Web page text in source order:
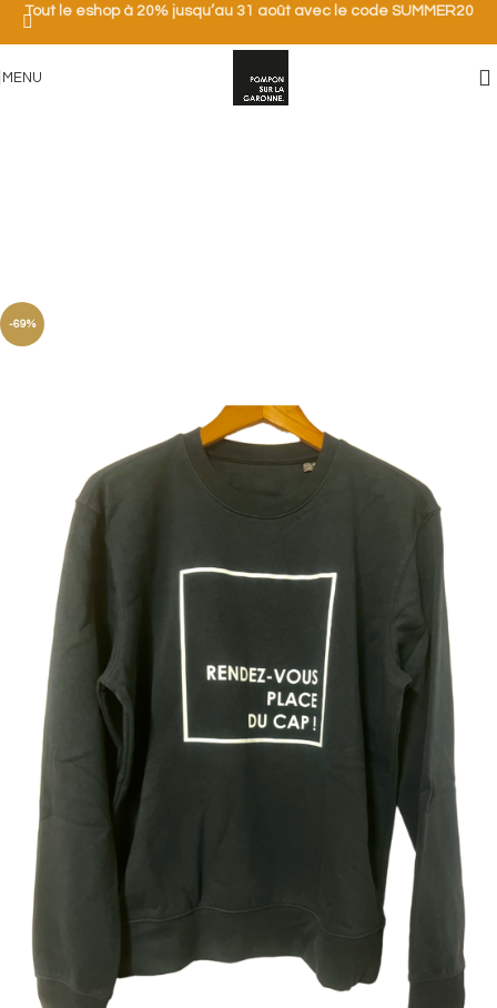
Tout le eshop à 20% jusqu’au 31 août avec le code SUMMER20
MENU
-69%